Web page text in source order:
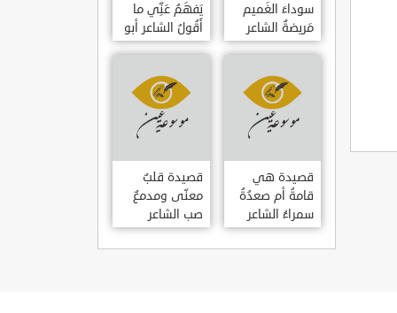
سوداءَ الغَميم
مَريضةٌ الشاعر
العوام بن عقبة
يَفهَمُ عَنِّي ما
أَقُولُ الشاعر أبو
حامد الغزالي
قصيدة هي
قامةُ أم صعدُةُ
سمراءُ الشاعر
سيف الدين
المشد
قصيدة قلبٌ
معنّى ومدمعٌ
صب الشاعر
سيف الدين
المشد